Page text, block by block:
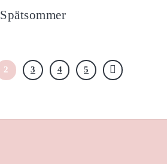
Spätsommer
2 3 4 5